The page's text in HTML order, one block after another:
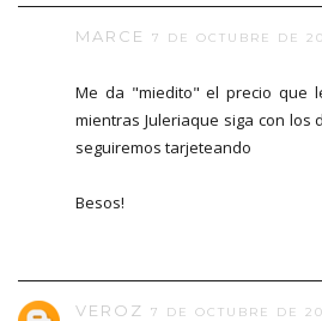
MARCE 7 DE OCTUBRE DE
Me da "miedito" el precio que
mientras Juleriaque siga con los
seguiremos tarjeteando
Besos!
VEROZ 7 DE OCTUBRE DE